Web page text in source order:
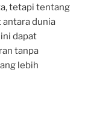
tetapi tentang
dunia
dapat
tanpa
lebih